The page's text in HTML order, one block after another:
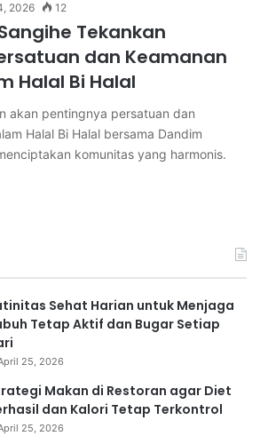
2026 12
Tekankan
dan Keamanan
Halal Bi Halal
akan pentingnya persatuan dan
Halal Bi Halal bersama Dandim
komunitas yang harmonis.
Sehat Harian untuk Menjaga
Tetap Aktif dan Bugar Setiap
25, 2026
Makan di Restoran agar Diet
dan Kalori Tetap Terkontrol
25, 2026